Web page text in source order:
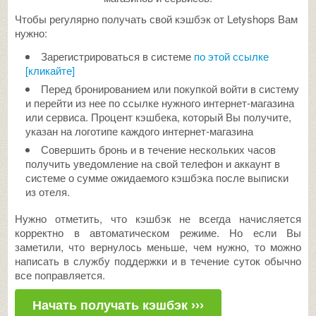
Чтобы регулярно получать свой кэшбэк от Letyshops Вам
нужно:
Зарегистрироваться в системе по этой ссылке
[кликайте]
Перед бронированием или покупкой войти в систему
и перейти из нее по ссылке нужного интернет-магазина
или сервиса. Процент кэшбека, который Вы получите,
указан на логотипе каждого интернет-магазина
Совершить бронь и в течение нескольких часов
получить уведомление на свой телефон и аккаунт в
системе о сумме ожидаемого кэшбэка после выписки
из отеля.
Нужно отметить, что кэшбэк не всегда начисляется
корректно в автоматическом режиме. Но если Вы
заметили, что вернулось меньше, чем нужно, то можно
написать в службу поддержки и в течение суток обычно
все поправляется.
Начать получать кэшбэк ›››